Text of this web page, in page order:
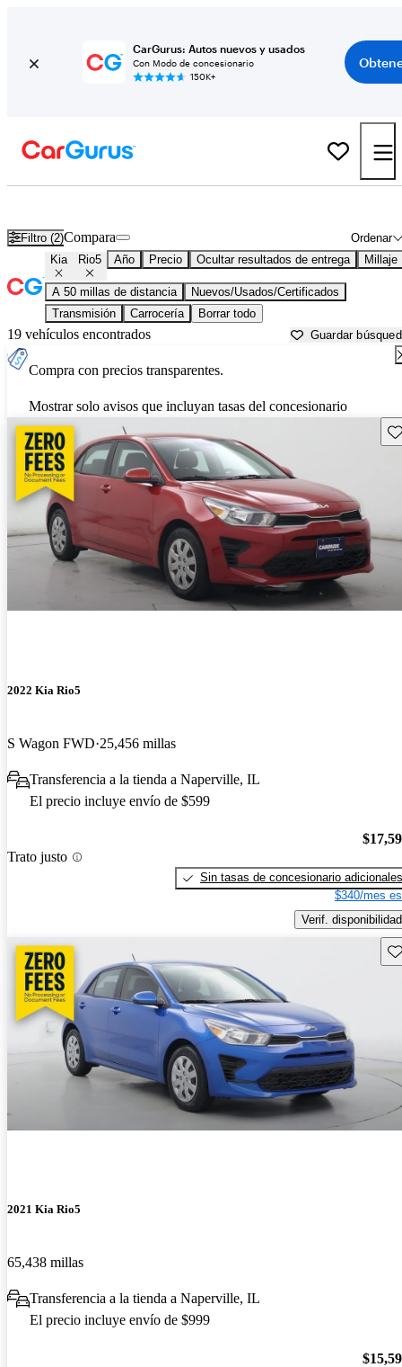
CarGurus: Autos nuevos y usados
Con Modo de concesionario
150K+
Filtro (2) Ordenar
Compara
Kia Rio5 Año Precio Ocultar resultados de entrega Millaje
A 50 millas de distancia
Nuevos/Usados/Certificados
Transmisión
Carrocería Borrar todo
19 vehículos encontrados Guardar
Compra con precios transparentes.
Mostrar solo avisos que incluyan tasas del concesionario
2022 Kia Rio5
S Wagon FWD 25,456 millas
Transferencia a la tienda a Naperville, IL
El precio incluye envío de $599
Trato justo
Sin tasas de concesionario adicionales
$340/mes
Verif. disponibilidad
2021 Kia Rio5
65,438 millas
Transferencia a la tienda a Naperville, IL
El precio incluye envío de $999